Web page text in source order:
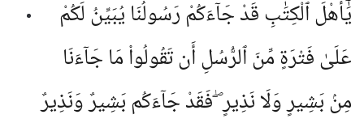
يَٰٓأَهْلَ ٱلْكِتَٰبِ قَدْ جَآءَكُمْ رَسُولُنَا يُبَيِّنُ لَكُمْ
عَلَىٰ فَتْرَةٍ مِّنَ ٱلرُّسُلِ أَن تَقُولُوا۟ مَا جَآءَنَا
مِنۢ بَشِيرٍ وَلَا نَذِيرٍ ۖ فَقَدْ جَآءَكُم بَشِيرٌ وَنَذِيرٌ